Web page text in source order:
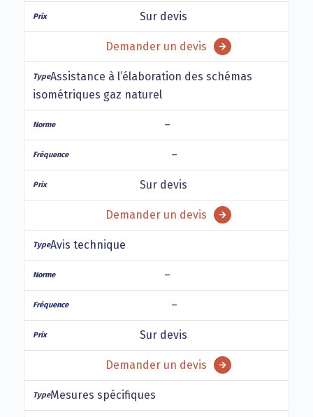
Sur devis
Demander un devis
Assistance à l’élaboration des schémas
isométriques gaz naturel
–
–
Sur devis
Demander un devis
Avis technique
–
–
Sur devis
Demander un devis
Mesures spécifiques